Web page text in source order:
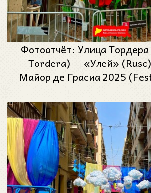
Фотоотчёт: Улица
Tordera) — «Улей»
Майор де Грасиа 2025